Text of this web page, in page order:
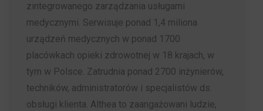
zintegrowanego zarządzania usługami
medycznymi. Serwisuje ponad 1,4 miliona
urządzeń medycznych w ponad 1700
placówkach opieki zdrowotnej w 18 krajach, w
tym w Polsce. Zatrudnia ponad 2700 inżynierów,
techników, administratorów i specjalistów ds.
obsługi klienta. Althea to zaangażowani ludzie,